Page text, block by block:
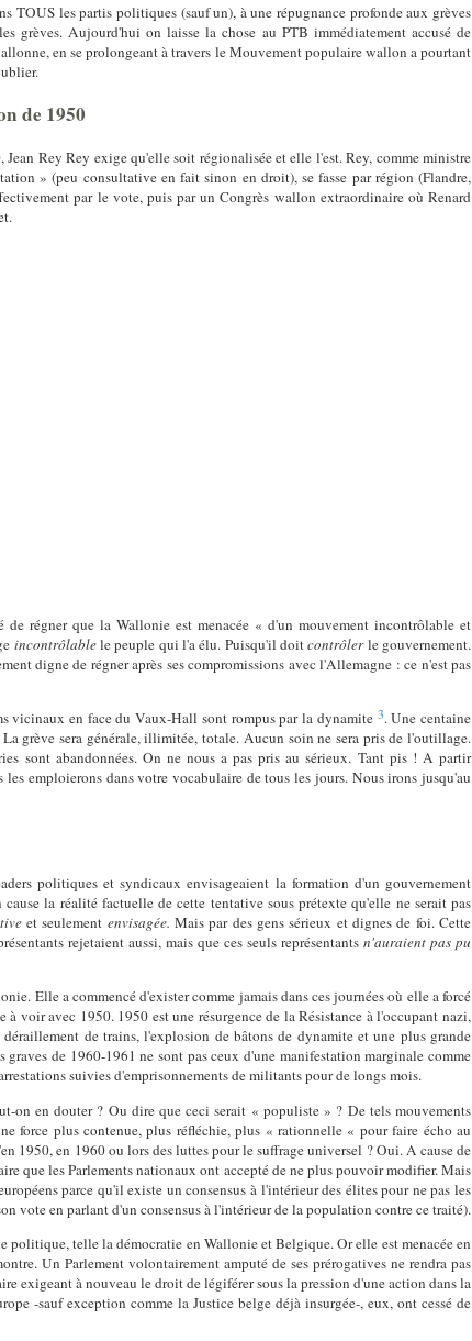
TOUS les partis politiques (sauf un), à une répugnance profonde aux grèves
grèves. Aujourd'hui on laisse la chose au PTB immédiatement accusé de
en se prolongeant à travers le Mouvement populaire wallon a pourtant
de 1950
Rey Rey exige qu'elle soit régionalisée et elle l'est. Rey, comme ministre
» (peu consultative en fait sinon en droit), se fasse par région (Flandre,
par le vote, puis par un Congrès wallon extraordinaire où Renard
régner que la Wallonie est menacée « d'un mouvement incontrôlable et
incontrôlablele peuple qui l'a élu. Puisqu'il doitcontrôlerle gouvernement.
digne de régner après ses compromissions avec l'Allemagne : ce n'est pas
en face du Vaux-Hall sont rompus par la dynamite 3. Une centaine
grève sera générale, illimitée, totale. Aucun soin ne sera pris de l'outillage.
sont abandonnées. On ne nous a pas pris au sérieux. Tant pis ! A partir
emploierons dans votre vocabulaire de tous les jours. Nous irons jusqu'au
politiques et syndicaux envisageaient la formation d'un gouvernement
la réalité factuelle de cette tentative sous prétexte qu'elle ne serait pas
et seulement envisagée. Mais par des gens sérieux et dignes de foi. Cette
rejetaient aussi, mais que ces seuls représentantsn'auraient pas pu
Elle a commencé d'exister comme jamais dans ces journées où elle a forcé
voir avec 1950. 1950 est une résurgence de la Résistance à l'occupant nazi,
de trains, l'explosion de bâtons de dynamite et une plus grande
de 1960-1961 ne sont pas ceux d'une manifestation marginale comme
suivies d'emprisonnements de militants pour de longs mois.
on en douter ? Ou dire que ceci serait « populiste » ? De tels mouvements
force plus contenue, plus réfléchie, plus « rationnelle « pour faire écho au
1950, en 1960 ou lors des luttes pour le suffrage universel ? Oui. A cause de
que les Parlements nationaux ont accepté de ne plus pouvoir modifier. Mais
parce qu'il existe un consensus à l'intérieur des élites pour ne pas les
vote en parlant d'un consensus à l'intérieur de la population contre ce traité).
telle la démocratie en Wallonie et Belgique. Or elle est menacée en
Un Parlement volontairement amputé de ses prérogatives ne rendra pas
exigeant à nouveau le droit de légiférer sous la pression d'une action dans la
-sauf exception comme la Justice belge déjà insurgée-, eux, ont cessé de